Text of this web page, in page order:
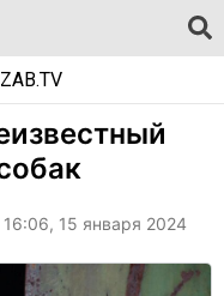
ZAB.TV
15 января 2024